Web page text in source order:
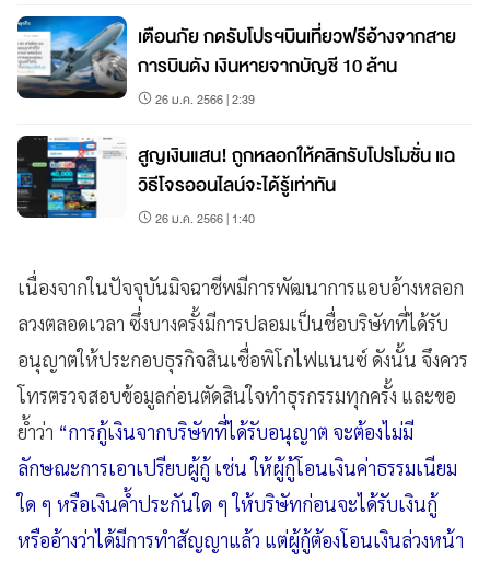
เตือนภัย กดรับโปรฯบินเที่ยวฟรีอ้างจากสาย
การบินดัง เงินหายจากบัญชี 10 ล้าน
26 ม.ค. 2566 | 2:39
สูญเงินแสน! ถูกหลอกให้คลิกรับโปรโมชั่น แฉ
วิธีโจรออนไลน์จะได้รู้เท่าทัน
26 ม.ค. 2566 | 1:40
เนื่องจากในปัจจุบันมิจฉาชีพมีการพัฒนาการแอบอ้างหลอก
ลวงตลอดเวลา ซึ่งบางครั้งมีการปลอมเป็นชื่อบริษัทที่ได้รับ
อนุญาตให้ประกอบธุรกิจสินเชื่อพิโกไฟแนนซ์ ดังนั้น จึงควร
โทรตรวจสอบข้อมูลก่อนตัดสินใจทำธุรกรรมทุกครั้ง และขอ
ย้ำว่า “การกู้เงินจากบริษัทที่ได้รับอนุญาต จะต้องไม่มี
ลักษณะการเอาเปรียบผู้กู้ เช่น ให้ผู้กู้โอนเงินค่าธรรมเนียม
ใด ๆ หรือเงินค้ำประกันใด ๆ ให้บริษัทก่อนจะได้รับเงินกู้
หรืออ้างว่าได้มีการทำสัญญาแล้ว แต่ผู้กู้ต้องโอนเงินล่วงหน้า